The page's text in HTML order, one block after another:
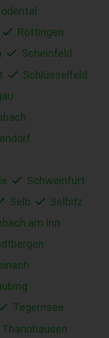
Röttingen
Scheinfeld
Schlüsselfeld
Schweinfurt
Selb
Selbitz
am Inn
Tegernsee
Thannhausen